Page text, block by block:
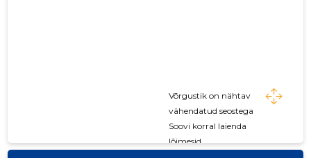
Võrgustik on nähtav
vähendatud seostega
Soovi korral laienda
lõimesid